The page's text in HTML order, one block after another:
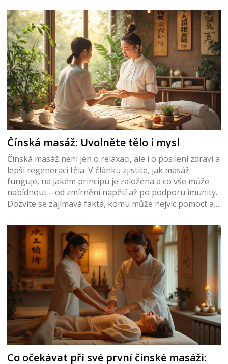
Čínská masáž: Uvolněte tělo i mysl
Čínská masáž není jen o relaxaci, ale i o posílení zdraví a
lepší regeneraci těla. V článku zjistíte, jak masáž
funguje, na jakém principu je založena a co vše může
nabídnout—od zmírnění napětí až po podporu imunity.
Dozvíte se zajímavá fakta, komu může nejvíc pomoct a
najít dobrého maséra a čemu se raději vyhnout. Pokud
chcete kombinovat pohodu s péčí o zdraví, jste tady
správně.
Co očekávat při své první čínské masáži: